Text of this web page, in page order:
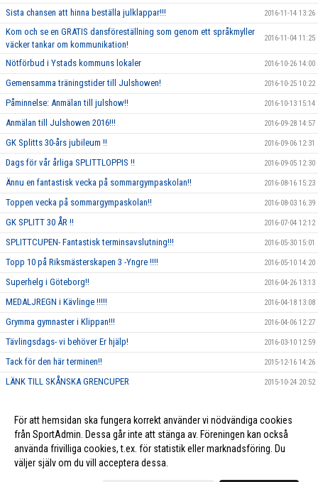
Sista chansen att hinna beställa julklappar!!! 2016-11-14 13:26
Kom och se en GRATIS dansföreställning som genom ett språkmyller
väcker tankar om kommunikation!
2016-11-04 11:25
Nötförbud i Ystads kommuns lokaler 2016-10-26 14:00
Gemensamma träningstider till Julshowen! 2016-10-25 10:22
Påminnelse: Anmälan till julshow!! 2016-10-13 15:14
Anmälan till Julshowen 2016!!! 2016-09-28 14:57
GK Splitts 30-års jubileum !! 2016-09-06 12:31
Dags för vår årliga SPLITTLOPPIS !! 2016-09-05 12:30
Ännu en fantastisk vecka på sommargympaskolan!! 2016-08-16 15:23
Toppen vecka på sommargympaskolan!! 2016-08-03 16:39
GK SPLITT 30 ÅR !! 2016-07-04 12:12
SPLITTCUPEN- Fantastisk terminsavslutning!!! 2016-05-30 15:01
Topp 10 på Riksmästerskapen 3 -Yngre !!!! 2016-05-10 14:20
Superhelg i Göteborg!! 2016-04-26 13:13
MEDALJREGN i Kävlinge !!!!! 2016-04-18 13:08
Grymma gymnaster i Klippan!!! 2016-04-06 12:27
Tävlingsdags- vi behöver Er hjälp! 2016-03-10 12:59
Tack för den här terminen!! 2015-12-16 14:26
LÄNK TILL SKÅNSKA GRENCUPER 2015-10-24 20:52
Vi ska annordna en tävling, och behöver DIN hjälp!! 2015-09-10 13:26
För att hemsidan ska fungera korrekt använder vi nödvändiga cookies
från SportAdmin. Dessa går inte att stänga av. Föreningen kan också
använda frivilliga cookies, t.ex. för statistik eller marknadsföring. Du
väljer själv om du vill acceptera dessa.